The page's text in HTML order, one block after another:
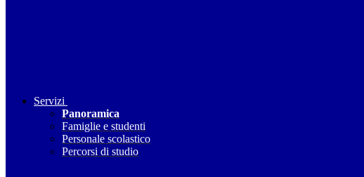
Servizi
Panoramica
Famiglie e studenti
Personale scolastico
Percorsi di studio